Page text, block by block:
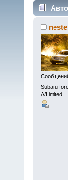
Subaru
A/Limited